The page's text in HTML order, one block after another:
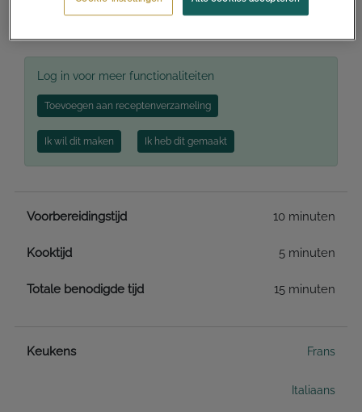
Log in voor meer functionaliteiten
Toevoegen aan receptenverzameling
Ik wil dit maken Ik heb dit gemaakt
Voorbereidingstijd 10 minuten
Kooktijd 5 minuten
Totale benodigde tijd 15 minuten
Keukens Frans
Italiaans